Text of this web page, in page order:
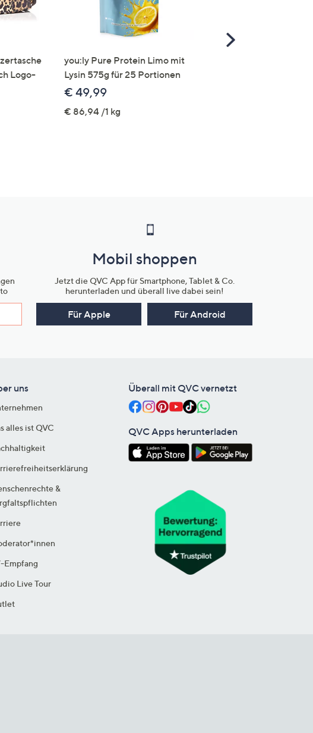
Logo-
you:ly Pure Protein Limo mit
Lysin 575g für 25 Portionen
€ 49,99
€ 86,94 /1 kg
Scroll
Mobil shoppen
Jetzt die QVC App für Smartphone, Tablet & Co.
herunterladen und überall live dabei sein!
Für Apple Für Android
uns
alles ist QVC
&
Empfang
Live Tour
Überall mit QVC vernetzt
QVC Apps herunterladen